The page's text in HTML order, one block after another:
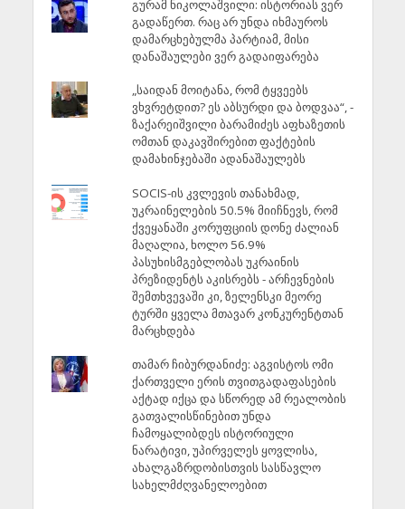
გურამ ნიკოლაშვილი: ისტორიას ვერ
გადაწერთ. რაც არ უნდა იხმაუროს
დამარცხებულმა პარტიამ, მისი
დანაშაულები ვერ გადაიფარება
„საიდან მოიტანა, რომ ტყვეებს
ვხვრეტდით? ეს აბსურდი და ბოდვაა“, -
ზაქარეიშვილი ბარამიძეს აფხაზეთის
ომთან დაკავშირებით ფაქტების
დამახინჯებაში ადანაშაულებს
SOCIS-ის კვლევის თანახმად,
უკრაინელების 50.5% მიიჩნევს, რომ
ქვეყანაში კორუფციის დონე ძალიან
მაღალია, ხოლო 56.9%
პასუხისმგებლობას უკრაინის
პრეზიდენტს აკისრებს - არჩევნების
შემთხვევაში კი, ზელენსკი მეორე
ტურში ყველა მთავარ კონკურენტთან
მარცხდება
თამარ ჩიბურდანიძე: აგვისტოს ომი
ქართველი ერის თვითგადაფასების
აქტად იქცა და სწორედ ამ რეალობის
გათვალისწინებით უნდა
ჩამოყალიბდეს ისტორიული
ნარატივი, უპირველეს ყოვლისა,
ახალგაზრდობისთვის სასწავლო
სახელმძღვანელოებით